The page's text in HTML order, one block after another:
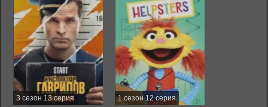
3 сезон 13 серия 1 сезон 12 серия